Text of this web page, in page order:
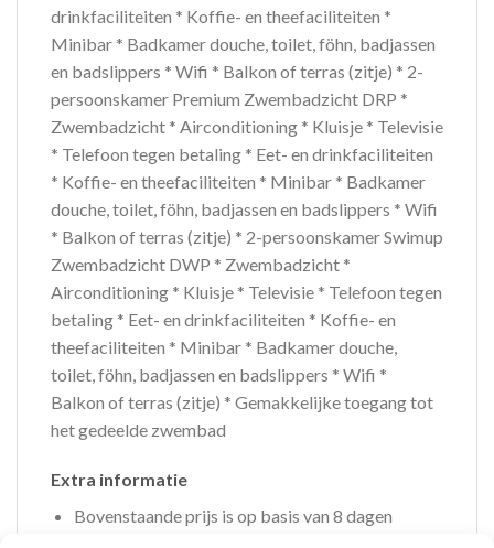
drinkfaciliteiten * Koffie- en theefaciliteiten *
Minibar * Badkamer douche, toilet, föhn, badjassen
en badslippers * Wifi * Balkon of terras (zitje) * 2-
persoonskamer Premium Zwembadzicht DRP *
Zwembadzicht * Airconditioning * Kluisje * Televisie
* Telefoon tegen betaling * Eet- en drinkfaciliteiten
* Koffie- en theefaciliteiten * Minibar * Badkamer
douche, toilet, föhn, badjassen en badslippers * Wifi
* Balkon of terras (zitje) * 2-persoonskamer Swimup
Zwembadzicht DWP * Zwembadzicht *
Airconditioning * Kluisje * Televisie * Telefoon tegen
betaling * Eet- en drinkfaciliteiten * Koffie- en
theefaciliteiten * Minibar * Badkamer douche,
toilet, föhn, badjassen en badslippers * Wifi *
Balkon of terras (zitje) * Gemakkelijke toegang tot
het gedeelde zwembad
Extra informatie
Bovenstaande prijs is op basis van 8 dagen